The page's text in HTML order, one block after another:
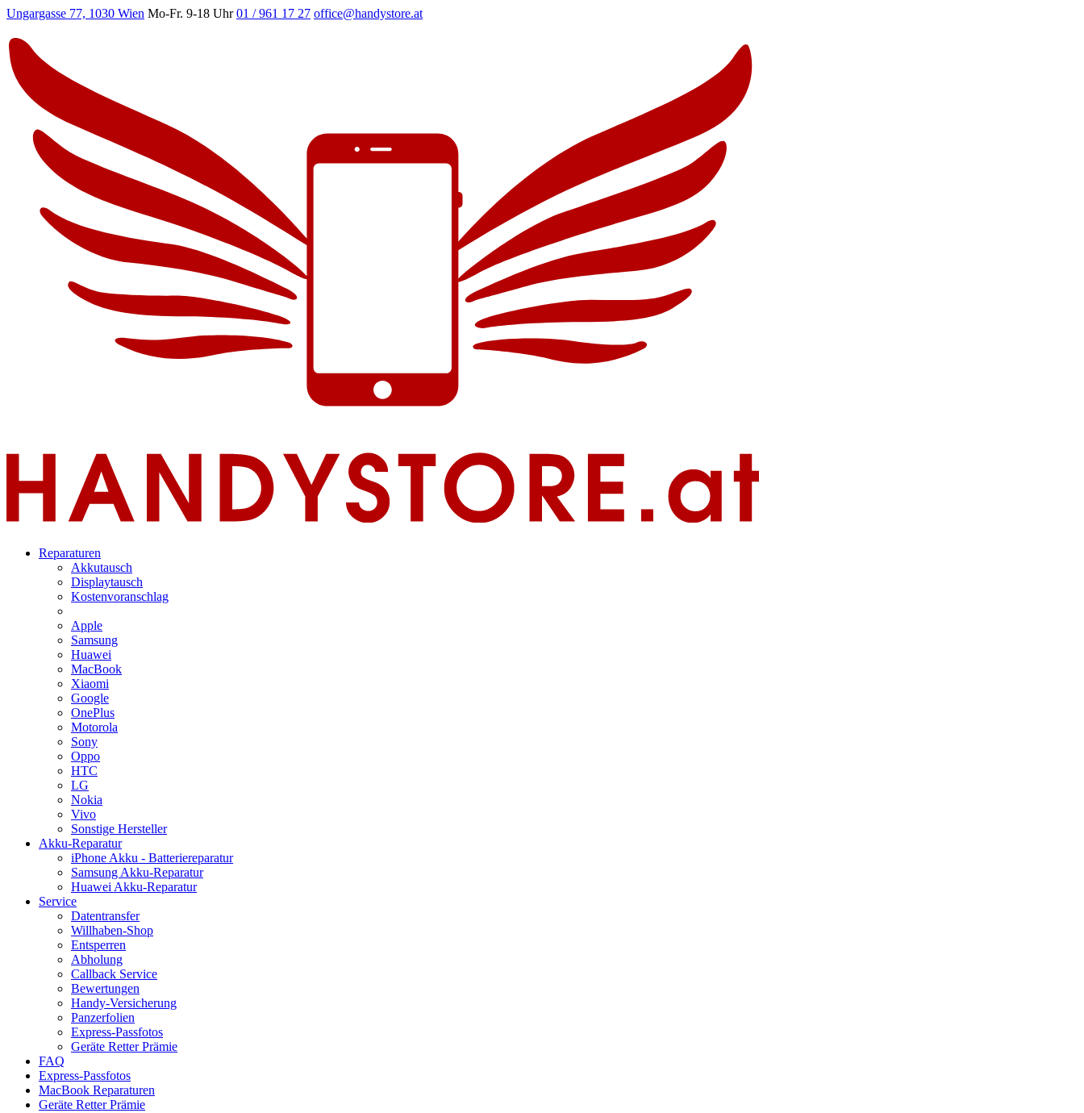
Ungargasse 77, 1030 Wien Mo-Fr. 9-18 Uhr 01 / 961 17 27 office@handystore.at
Reparaturen
Akkutausch
Displaytausch
Kostenvoranschlag
Apple
Samsung
Huawei
MacBook
Xiaomi
Google
OnePlus
Motorola
Sony
Oppo
HTC
LG
Nokia
Vivo
Sonstige Hersteller
Akku-Reparatur
iPhone Akku - Batteriereparatur
Samsung Akku-Reparatur
Huawei Akku-Reparatur
Service
Datentransfer
Willhaben-Shop
Entsperren
Abholung
Callback Service
Bewertungen
Handy-Versicherung
Panzerfolien
Express-Passfotos
Geräte Retter Prämie
FAQ
Express-Passfotos
MacBook Reparaturen
Geräte Retter Prämie